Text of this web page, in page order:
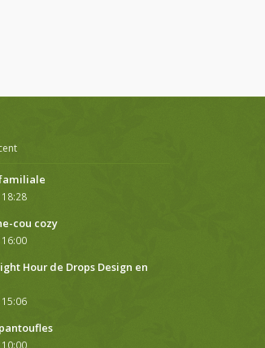
cou cozy
Hour de Drops Design en